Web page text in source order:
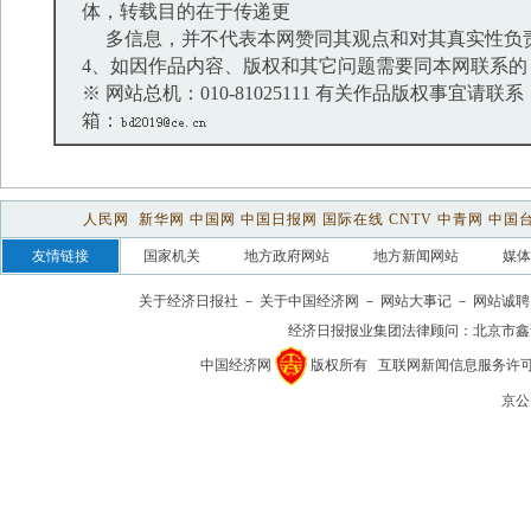
体，转载目的在于传递更
多信息，并不代表本网赞同其观点和对其真实性负
4、如因作品内容、版权和其它问题需要同本网联系
※ 网站总机：010-81025111 有关作品版权事宜请联系
箱：
人民网 新华网 中国网 中国日报网 国际在线 CNTV 中青网 中国
友情链接 国家机关 地方政府网站 地方新闻网站 媒
关于经济日报社 － 关于中国经济网 － 网站大事记 － 网站诚聘
经济日报报业集团法律顾问： 北京市
中国经济网 版权所有 互联网新闻信息服务许
京